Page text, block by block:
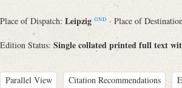
Place of Dispatch: Leipzig GND · Place of
Edition Status: Single collated printed full text
Parallel View Citation Recommendations